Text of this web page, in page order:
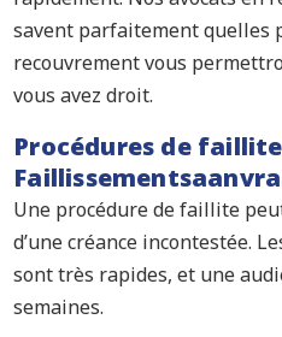
savent parfaitement quelles
recouvrement vous
vous avez droit.
Procédures de
Une procédure de faillite
d’une créance incontestée.
sont très rapides, et une
semaines.